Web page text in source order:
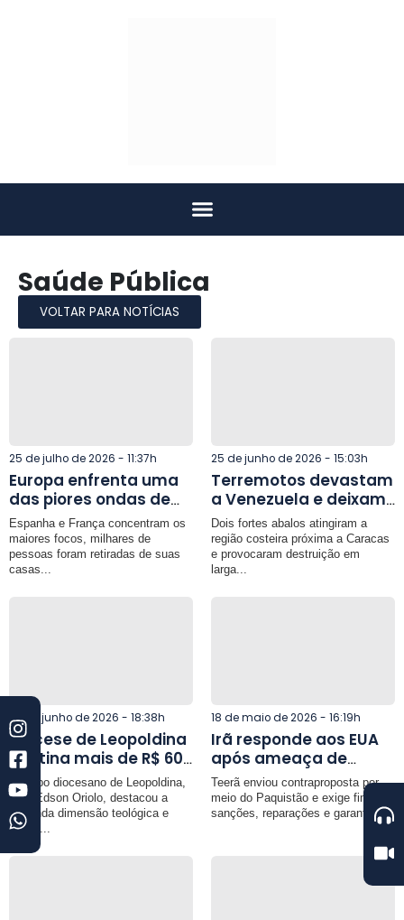
Saúde Pública
VOLTAR PARA NOTÍCIAS
25 de julho de 2026 - 11:37h
Europa enfrenta uma
das piores ondas de
incêndios da década e
mobiliza força-tarefa
internacional
Espanha e França concentram os
maiores focos, milhares de
pessoas foram retiradas de suas
casas...
25 de junho de 2026 - 15:03h
Terremotos devastam
a Venezuela e deixam
centenas de mortos;
país decreta estado
de emergência
Dois fortes abalos atingiram a
região costeira próxima a Caracas
e provocaram destruição em
larga...
22 de junho de 2026 - 18:38h
Diocese de Leopoldina
destina mais de R$ 60
mil da Campanha da
Fraternidade ao
Projeto Pró-Moradia
em Muriaé
O bispo diocesano de Leopoldina,
dom Edson Oriolo, destacou a
profunda dimensão teológica e
social...
18 de maio de 2026 - 16:19h
Irã responde aos EUA
após ameaça de
Trump e endurece
condições para fim da
guerra
Teerã enviou contraproposta por
meio do Paquistão e exige fim das
sanções, reparações e garantias...